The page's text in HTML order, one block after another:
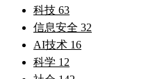
科技 63
信息安全 32
AI技术 16
科学 12